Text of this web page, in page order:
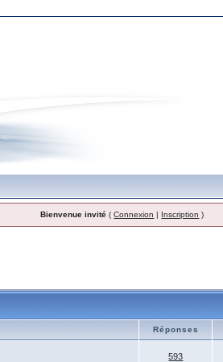
Bienvenue invité (Connexion | Inscription )
Réponses
593